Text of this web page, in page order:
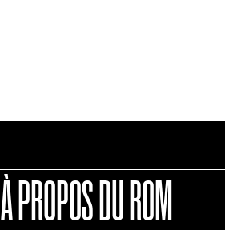
À PROPOS DU ROM